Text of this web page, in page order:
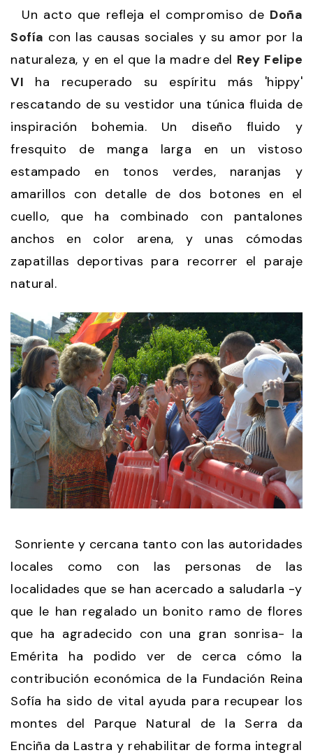
Un acto que refleja el compromiso de Doña
Sofía con las causas sociales y su amor por la
naturaleza, y en el que la madre del Rey Felipe
VI ha recuperado su espíritu más 'hippy'
rescatando de su vestidor una túnica fluida de
inspiración bohemia. Un diseño fluido y
fresquito de manga larga en un vistoso
estampado en tonos verdes, naranjas y
amarillos con detalle de dos botones en el
cuello, que ha combinado con pantalones
anchos en color arena, y unas cómodas
zapatillas deportivas para recorrer el paraje
natural.
Sonriente y cercana tanto con las autoridades
locales como con las personas de las
localidades que se han acercado a saludarla -y
que le han regalado un bonito ramo de flores
que ha agradecido con una gran sonrisa- la
Emérita ha podido ver de cerca cómo la
contribución económica de la Fundación Reina
Sofía ha sido de vital ayuda para recupear los
montes del Parque Natural de la Serra da
Enciña da Lastra y rehabilitar de forma integral